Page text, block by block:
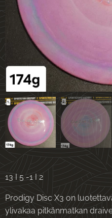
13 I 5 -1 I 2
Prodigy Disc X3 on
ylivakaa pitkänmatkan